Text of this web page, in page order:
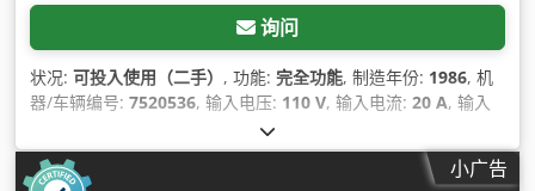
询问
状况: 可投入使用（二手） , 功能: 完全功能, 制造年份: 1986, 机
器/车辆编号: 7520536, 输入电压: 110 V, 输入电流: 20 A, 输入
小广告